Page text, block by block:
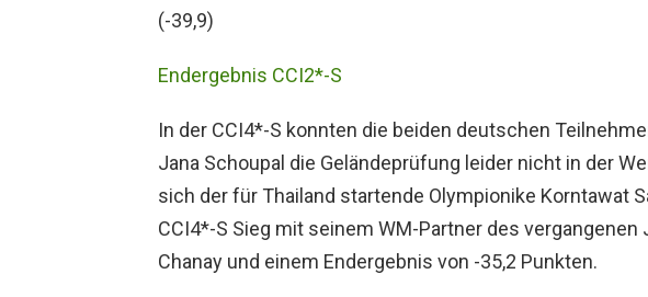
(-39,9)
Endergebnis CCI2*-S
In der CCI4*-S konnten die beiden deutschen
Jana Schoupal die Geländeprüfung leider nicht in der
sich der für Thailand startende Olympionike Korntawat
CCI4*-S Sieg mit seinem WM-Partner des vergangenen
Chanay und einem Endergebnis von -35,2 Punkten.